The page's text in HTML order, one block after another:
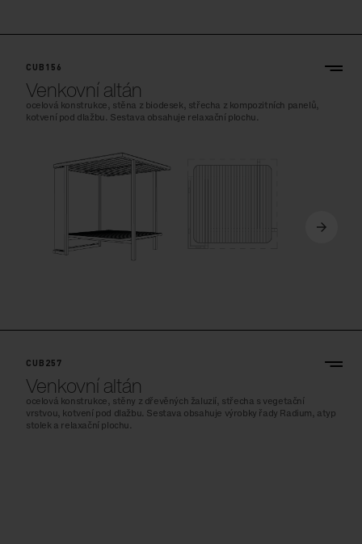
CUB156
Venkovní altán
ocelová konstrukce, stěna z biodesek, střecha z kompozitních panelů,
kotvení pod dlažbu. Sestava obsahuje relaxační plochu.
CUB257
Venkovní altán
ocelová konstrukce, stěny z dřevěných žaluzií, střecha s vegetační
vrstvou, kotvení pod dlažbu. Sestava obsahuje výrobky řady Radium, atyp
stolek a relaxační plochu.